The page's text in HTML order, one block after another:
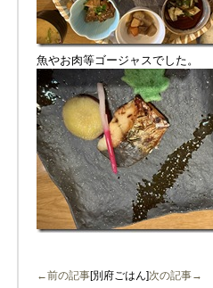
魚やお肉等ゴージャスでした。
←前の記事[別府ごはん]次の記事→